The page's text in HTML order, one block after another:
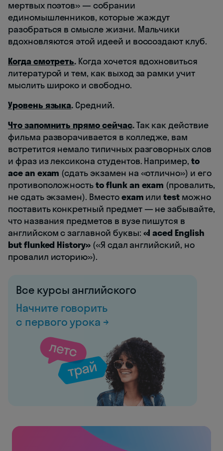
мертвых поэтов» — собрании
единомышленников, которые жаждут
разобраться в смысле жизни. Мальчики
вдохновляются этой идеей и воссоздают клуб.
Когда смотреть. Когда хочется вдохновиться
литературой и тем, как выход за рамки учит
мыслить широко и свободно.
Уровень языка. Средний.
Что запомнить прямо сейчас.Так как действие
фильма разворачивается в колледже, вам
встретится немало типичных разговорных слов
и фраз из лексикона студентов. Например, to
ace an exam (сдать экзамен на «отлично») и его
противоположностьto flunk an exam (провалить,
не сдать экзамен). Вместоexam илиtest можно
поставить конкретный предмет — не забывайте,
что названия предметов в вузе пишутся в
английском с заглавной буквы: «I aced English
but flunked History» («Я сдал английский, но
провалил историю»).
Все курсы английского
Начните говорить
с первого урока →